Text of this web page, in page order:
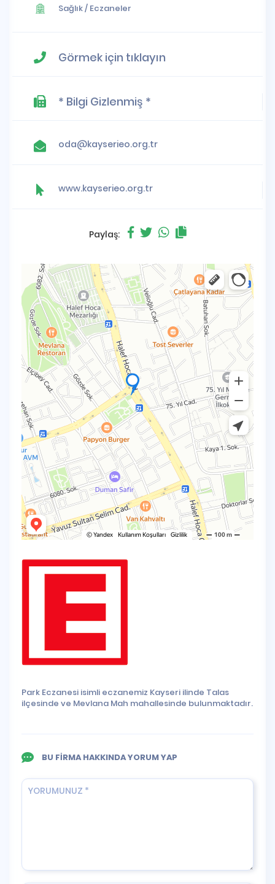
Sağlık/ Eczaneler
Görmek için tıklayın
* Bilgi Gizlenmiş *
oda@kayserieo.org.tr
www.kayserieo.org.tr
Paylaş:
Park Eczanesi isimli eczanemiz Kayseri ilinde Talas
ilçesinde ve Mevlana Mah mahallesinde bulunmaktadır.
BU FİRMA HAKKINDA YORUM YAP